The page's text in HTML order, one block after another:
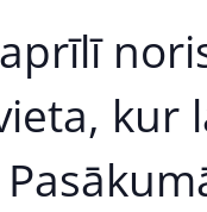
kur